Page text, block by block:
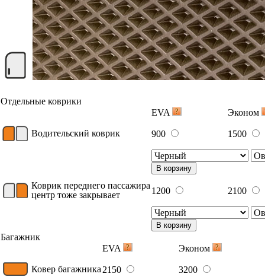
Отдельные коврики
EVA
Эконом
Водительский коврик 900 1500
В корзину
Коврик переднего пассажира
центр тоже закрывает
1200 2100
В корзину
Багажник
EVA
Эконом
Ковер багажника 2150 3200